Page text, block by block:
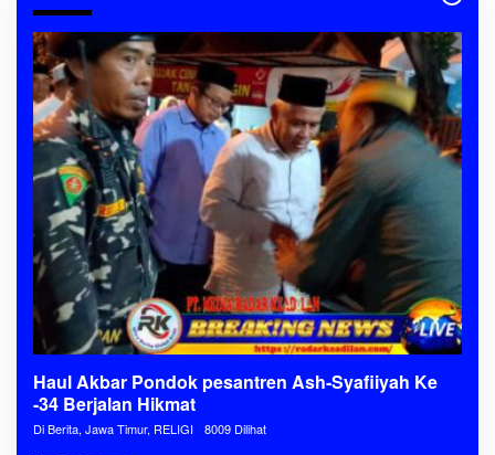
Haul Akbar Pondok pesantren Ash-Syafiiyah Ke
-34 Berjalan Hikmat
Di Berita, Jawa Timur, RELIGI 8009 Dilihat